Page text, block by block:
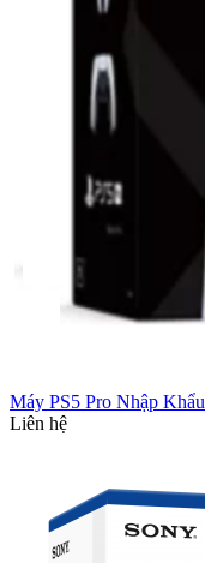
Máy PS5 Pro Nhập Khẩu
Liên hệ